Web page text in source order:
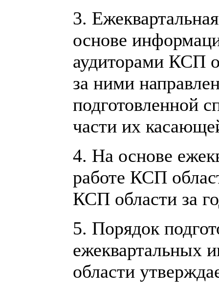
3.
основе
аудиторами КСП
за ними
подготовленной
части их
4. На основе
работе КСП
КСП области за
5. Порядок
ежеквартальных
области